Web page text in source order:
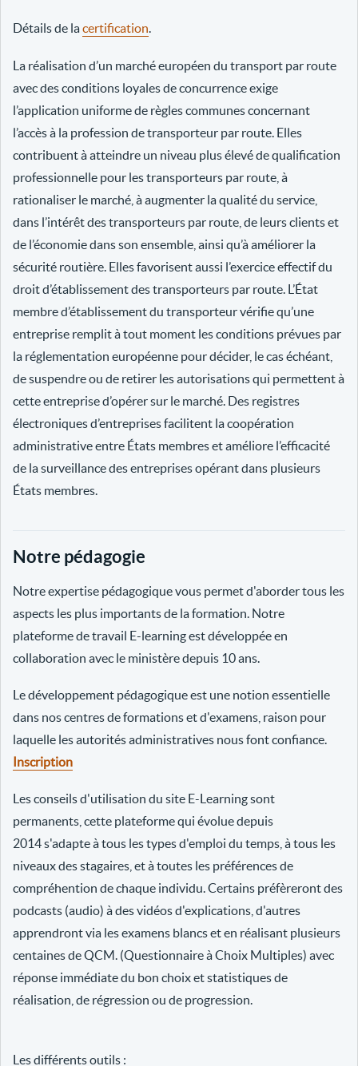
Détails de lacertification.
La réalisation d’un marché européen du transport par route
avec des conditions loyales de concurrence exige
l’application uniforme de règles communes concernant
l’accès à la profession de transporteur par route. Elles
contribuent à atteindre un niveau plus élevé de qualification
professionnelle pour les transporteurs par route, à
rationaliser le marché, à augmenter la qualité du service,
dans l’intérêt des transporteurs par route, de leurs clients et
de l’économie dans son ensemble, ainsi qu’à améliorer la
sécurité routière. Elles favorisent aussi l’exercice effectif du
droit d’établissement des transporteurs par route. L’État
membre d’établissement du transporteur vérifie qu’une
entreprise remplit à tout moment les conditions prévues par
la réglementation européenne pour décider, le cas échéant,
de suspendre ou de retirer les autorisations qui permettent à
cette entreprise d’opérer sur le marché. Des registres
électroniques d’entreprises facilitent la coopération
administrative entre États membres et améliore l’efficacité
de la surveillance des entreprises opérant dans plusieurs
États membres.
Notre pédagogie
Notre expertise pédagogique vous permet d'aborder tous les
aspects les plus importants de la formation. Notre
plateforme de travail E-learning est développée en
collaboration avec le ministère depuis 10 ans.
Le développement pédagogique est une notion essentielle
dans nos centres de formations et d'examens, raison pour
laquelle les autorités administratives nous font confiance.
Inscription
Les conseils d'utilisation du site E-Learning sont
permanents, cette plateforme qui évolue depuis
2014 s'adapte à tous les types d'emploi du temps, à tous les
niveaux des stagaires, et à toutes les préférences de
compréhention de chaque individu. Certains préfèreront des
podcasts (audio) à des vidéos d'explications, d'autres
apprendront via les examens blancs et en réalisant plusieurs
centaines de QCM. (Questionnaire à Choix Multiples) avec
réponse immédiate du bon choix et statistiques de
réalisation, de régression ou de progression.
Les différents outils :